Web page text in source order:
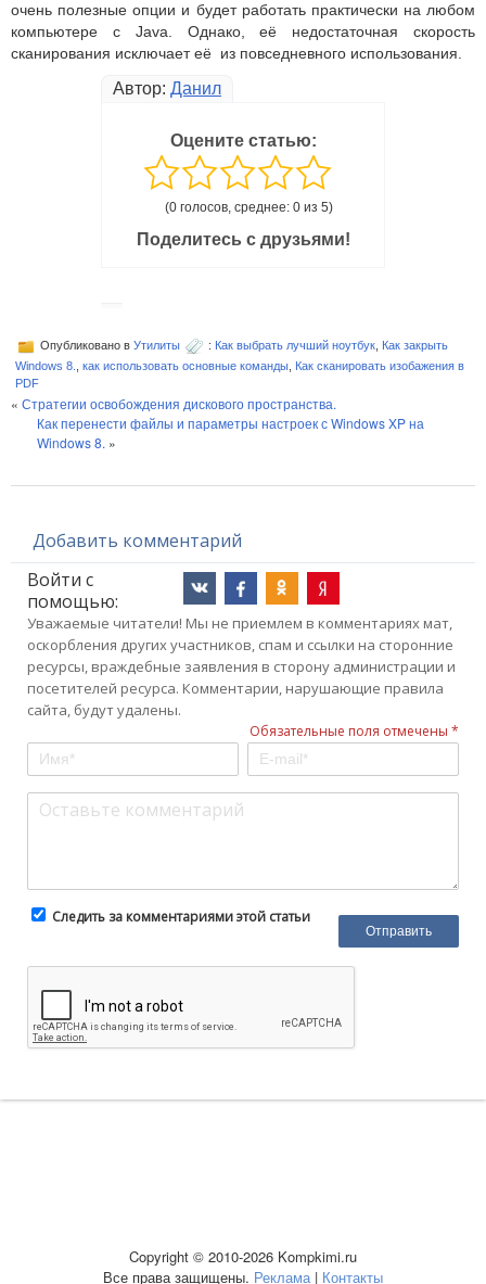
очень полезные опции и будет работать практически на любом
компьютере с Java. Однако, её недостаточная скорость
сканирования исключает её из повседневного использования.
Автор: Данил
Оцените статью:
(0 голосов, среднее: 0 из 5)
Поделитесь с друзьями!
Опубликовано в Утилиты : Как выбрать лучший ноутбук Как закрыть
Windows 8.
как использовать основные команды Как сканировать изобажения в
PDF
« Стратегии освобождения дискового пространства.
Как перенести файлы и параметры настроек с Windows XP на
Windows 8. »
Добавить комментарий
Войти с
помощью:
Уважаемые читатели! Мы не приемлем в комментариях мат,
оскорбления других участников, спам и ссылки на сторонние
ресурсы, враждебные заявления в сторону администрации и
посетителей ресурса. Комментарии, нарушающие правила
сайта, будут удалены.
Обязательные поля отмечены *
Следить за комментариями этой статьи
Copyright © 2010-2026 Kompkimi.ru
Все права защищены. Реклама| Контакты